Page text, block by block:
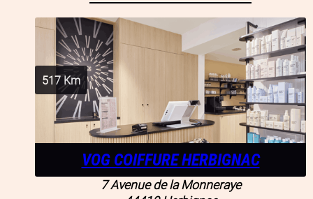
517Km
VOG COIFFURE HERBIGNAC
7 Avenue de la Monneraye